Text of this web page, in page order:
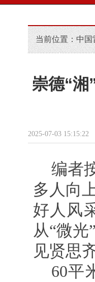
当前位置： 中国
崇德“湘
2025-07-03
编者
多人向
好人风
从“微
见贤思
60平